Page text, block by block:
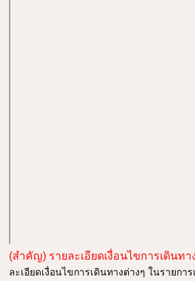
(สำคัญ) รายละเอียดเงื่อนไขการเดินทา
ละเอียดเงื่อนไขการเดินทางต่างๆ ในรายกา